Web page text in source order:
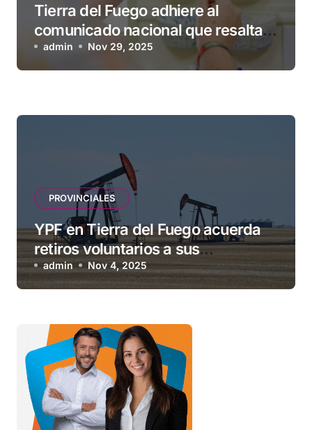
Tierra del Fuego adhiere al
comunicado nacional que resalta
la seguridad y eficacia de las
vacunas
admin Nov 29, 2025
PROVINCIALES
YPF en Tierra del Fuego acuerda
retiros voluntarios a sus
contratistas
admin Nov 4, 2025